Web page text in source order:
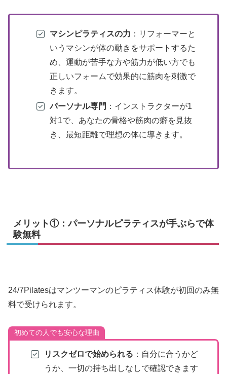
マシンピラティスの力 ：リフォーマーと
いうマシンが体の動きをサポートするた
め、運動が苦手な方や筋力が低い方でも
正しいフォームで効果的に筋肉を刺激で
きます。
パーソナル専門 ：インストラクターが1
対1で、あなたの骨格や筋肉の癖を見抜
き、最短距離で理想の体に導きます。
メリット①：パーソナルピラティスが手ぶらで体
験無料
24/7Pilatesはマンツーマンのピラティス体験が初回のみ無
料で受けられます。
初めての人でも安心な理由
リスクゼロで始められる ：自分に合うかど
うか、一切の持ち出しなしで確認できます